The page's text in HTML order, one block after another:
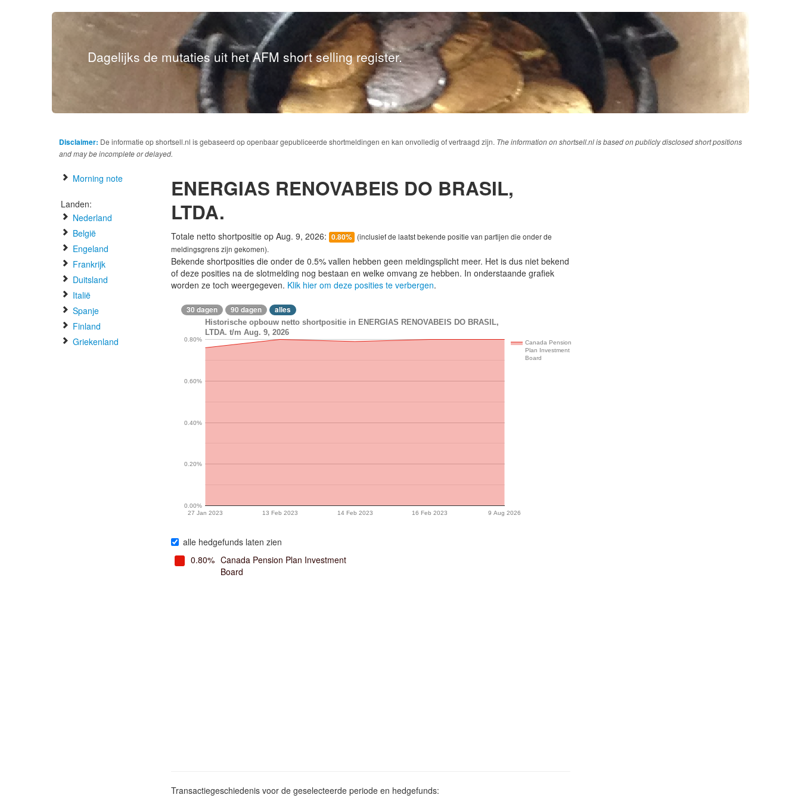
Dagelijks de mutaties uit het AFM short selling register.
Disclaimer: De informatie op shortsell.nl is gebaseerd op openbaar gepubliceerde shortmeldingen en kan onvolledig of vertraagd zijn. The information on shortsell.nl is based on publicly disclosed short positions
and may be incomplete or delayed.
Morning note
Landen:
Nederland
België
Engeland
Frankrijk
Duitsland
Italië
Spanje
Finland
Griekenland
ENERGIAS RENOVABEIS DO BRASIL,
LTDA.
Totale netto shortpositie op Aug. 9, 2026: 0.80% (inclusief de laatst bekende positie van partijen die onder de
meldingsgrens zijn gekomen).
Bekende shortposities die onder de 0.5% vallen hebben geen meldingsplicht meer. Het is dus niet bekend
of deze posities na de slotmelding nog bestaan en welke omvang ze hebben. In onderstaande grafiek
worden ze toch weergegeven. Klik hier om deze posities te verbergen.
30 dagen 90 dagen alles
Historische opbouw netto shortpositie in ENERGIAS RENOVABEIS DO BRASIL,
LTDA. t/m Aug. 9, 2026
Canada Pension
Plan Investment
Board
27 Jan 2023 13 Feb 2023 14 Feb 2023 16 Feb 2023 9 Aug 2026
0.00%
0.20%
0.40%
0.60%
0.80%
alle hedgefunds laten zien
0.80% Canada Pension Plan Investment
Board
Transactiegeschiedenis voor de geselecteerde periode en hedgefunds: